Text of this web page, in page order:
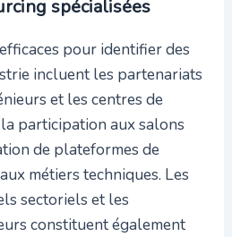
spécialisées
pour identifier des
incluent les partenariats
et les centres de
participation aux salons
de plateformes de
métiers techniques. Les
sectoriels et les
constituent également